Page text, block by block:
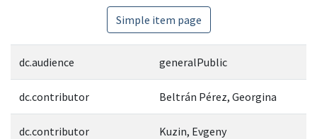
Simple item page
dc.audience generalPublic
dc.contributor Beltrán Pérez, Georgina
dc.contributor Kuzin, Evgeny